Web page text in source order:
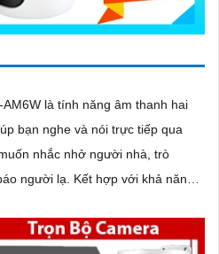
là tính năng âm thanh hai
bạn nghe và nói trực tiếp qua
nhắc nhở người nhà, trò
với khả năng
mà vô cùng hiệu quả